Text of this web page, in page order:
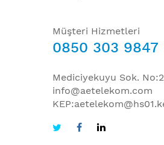
Müşteri Hizmetleri
0850 303 9847
Mediciyekuyu Sok.
info@aetelekom.com